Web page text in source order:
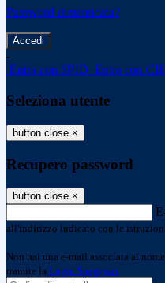
Password dimenticata?
-
Entra con SPID Entra con CIE
Seleziona utente
button close ×
Recupero password
button close ×
all'indirizzo indicato con le istruzioni
Non hai una e-mail associata al
tramite la Login Spaggiari